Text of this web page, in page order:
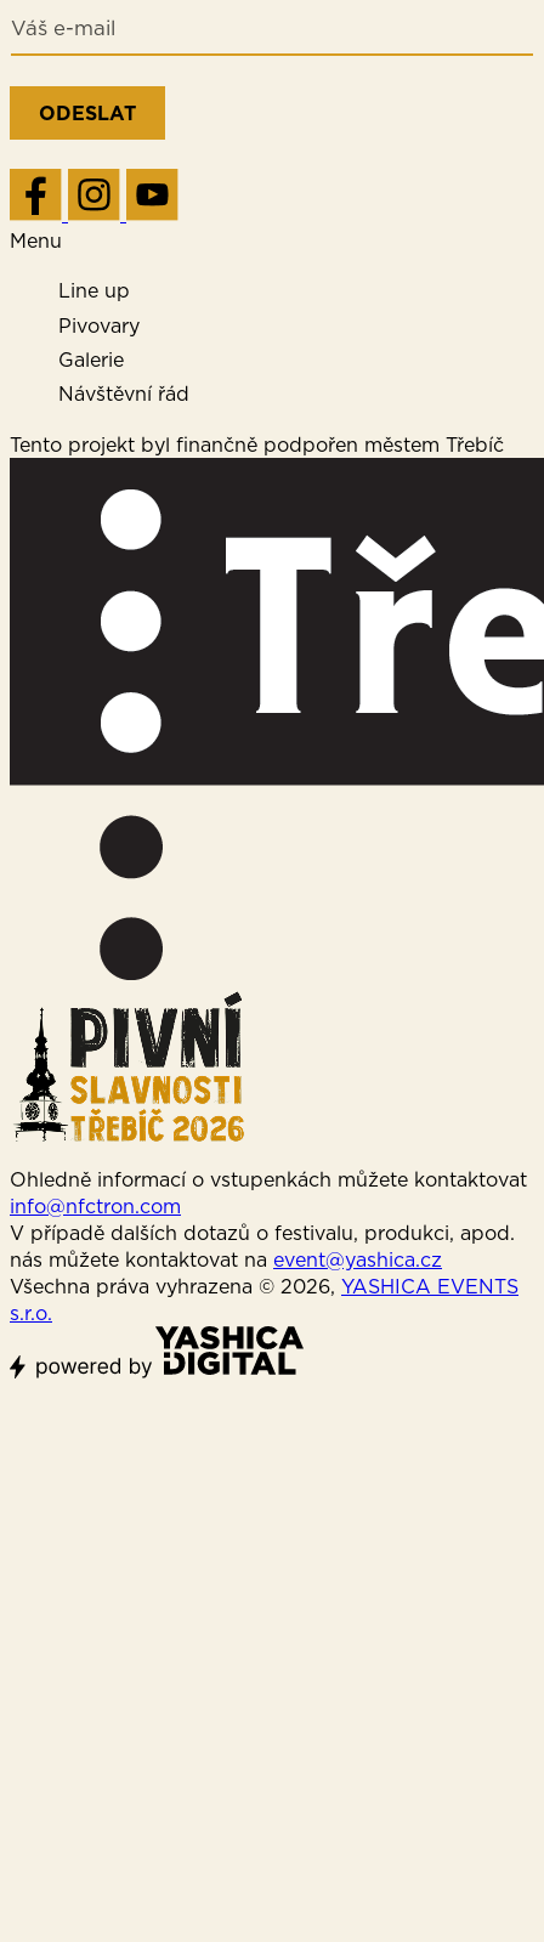
-
m
i
E
i
l
E
-
m
a
ODESLAT
Menu
Line up
Pivovary
Galerie
Návštěvní řád
Tento projekt byl finančně podpořen městem Třebíč
Ohledně informací o vstupenkách můžete kontaktovat
info@nfctron.com
V případě dalších dotazů o festivalu, produkci, apod.
nás můžete kontaktovat na event@yashica.cz
Všechna práva vyhrazena © 2026, YASHICA EVENTS
s.r.o.